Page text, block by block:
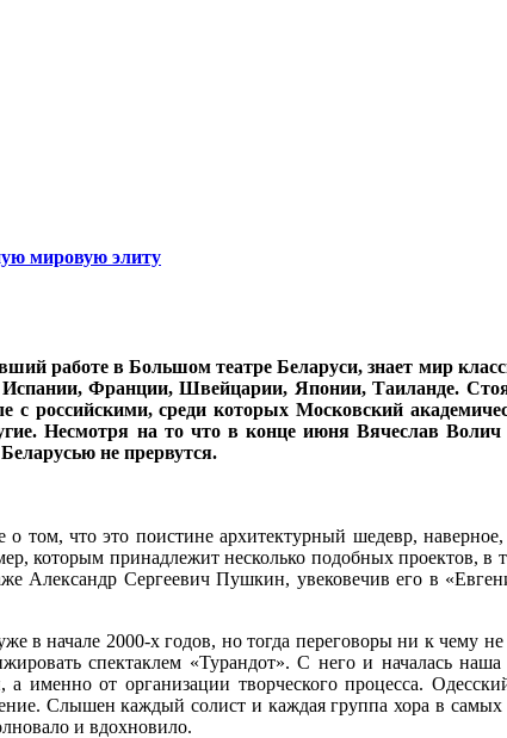
мировую элиту
работе в Большом театре Беларуси, знает мир
Франции, Швейцарии, Японии, Таиланде.
российскими, среди которых Московский
Несмотря на то что в конце июня Вячеслав
не прервутся.
что это поистине архитектурный шедевр,
которым принадлежит несколько подобных проектов, в
Александр Сергеевич Пушкин, увековечив его в
в начале 2000-х годов, но тогда переговоры ни к чему
спектаклем «Турандот». С него и началась наша
от организации творческого процесса.
Слышен каждый солист и каждая группа хора в
и вдохновило.